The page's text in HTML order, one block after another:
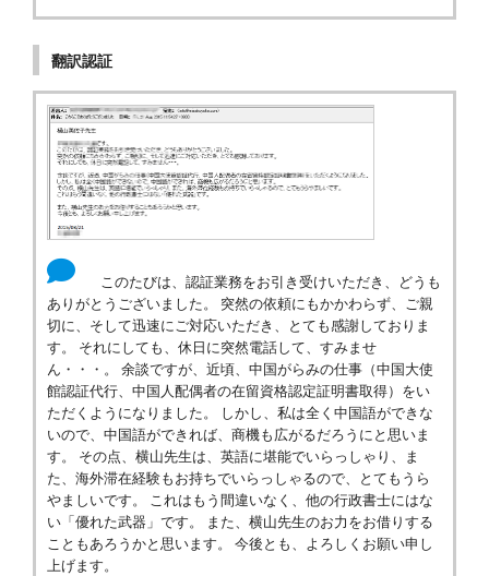
翻訳認証
このたびは、認証業務をお引き受けいただき、どうも
ありがとうございました。 突然の依頼にもかかわらず、ご親
切に、そして迅速にご対応いただき、とても感謝しておりま
す。 それにしても、休日に突然電話して、すみませ
ん・・・。 余談ですが、近頃、中国がらみの仕事（中国大使
館認証代行、中国人配偶者の在留資格認定証明書取得）をい
ただくようになりました。 しかし、私は全く中国語ができな
いので、中国語ができれば、商機も広がるだろうにと思いま
す。 その点、横山先生は、英語に堪能でいらっしゃり、ま
た、海外滞在経験もお持ちでいらっしゃるので、とてもうら
やましいです。 これはもう間違いなく、他の行政書士にはな
い「優れた武器」です。 また、横山先生のお力をお借りする
こともあろうかと思います。 今後とも、よろしくお願い申し
上げます。